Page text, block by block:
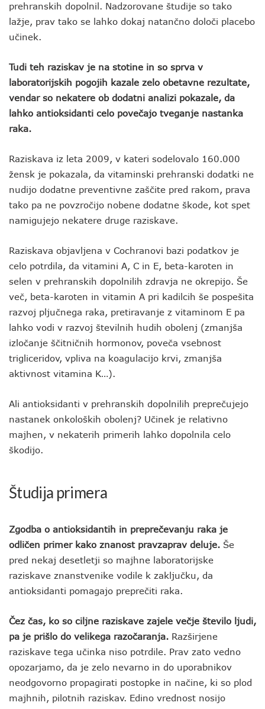
prehranskih dopolnil. Nadzorovane študije so tako
lažje, prav tako se lahko dokaj natančno določi placebo
učinek.
Tudi teh raziskav je na stotine in so sprva v
laboratorijskih pogojih kazale zelo obetavne rezultate,
vendar so nekatere ob dodatni analizi pokazale, da
lahko antioksidanti celo povečajo tveganje nastanka
raka.
Raziskava iz leta 2009, v kateri sodelovalo 160.000
žensk je pokazala, da vitaminski prehranski dodatki ne
nudijo dodatne preventivne zaščite pred rakom, prava
tako pa ne povzročijo nobene dodatne škode, kot spet
namigujejo nekatere druge raziskave.
Raziskava objavljena v Cochranovi bazi podatkov je
celo potrdila, da vitamini A, C in E, beta-karoten in
selen v prehranskih dopolnilih zdravja ne okrepijo. Še
več, beta-karoten in vitamin A pri kadilcih še pospešita
razvoj pljučnega raka, pretiravanje z vitaminom E pa
lahko vodi v razvoj številnih hudih obolenj (zmanjša
izločanje ščitničnih hormonov, poveča vsebnost
trigliceridov, vpliva na koagulacijo krvi, zmanjša
aktivnost vitamina K…).
Ali antioksidanti v prehranskih dopolnilih preprečujejo
nastanek onkoloških obolenj? Učinek je relativno
majhen, v nekaterih primerih lahko dopolnila celo
škodijo.
Študija primera
Zgodba o antioksidantih in preprečevanju raka je
odličen primer kako znanost pravzaprav deluje. Še
pred nekaj desetletji so majhne laboratorijske
raziskave znanstvenike vodile k zaključku, da
antioksidanti pomagajo preprečiti raka.
Čez čas, ko so ciljne raziskave zajele večje število ljudi,
pa je prišlo do velikega razočaranja. Razširjene
raziskave tega učinka niso potrdile. Prav zato vedno
opozarjamo, da je zelo nevarno in do uporabnikov
neodgovorno propagirati postopke in načine, ki so plod
majhnih, pilotnih raziskav. Edino vrednost nosijo